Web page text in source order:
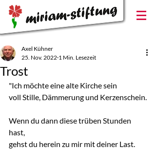
Trost
Axel Kühner
25. Nov. 2022 1 Min. Lesezeit
"Ich möchte eine alte Kirche sein
voll Stille, Dämmerung und Kerzenschein.
Wenn du dann diese trüben Stunden
hast,
gehst du herein zu mir mit deiner Last.